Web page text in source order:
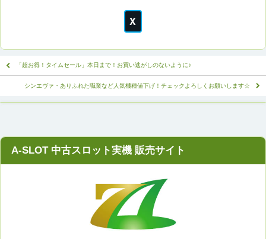
「超お得！タイムセール」本日まで！お買い逃がしのないように♪
シンエヴァ・ありふれた職業など人気機種値下げ！チェックよろしくお願いします☆
A-SLOT 中古スロット実機 販売サイト